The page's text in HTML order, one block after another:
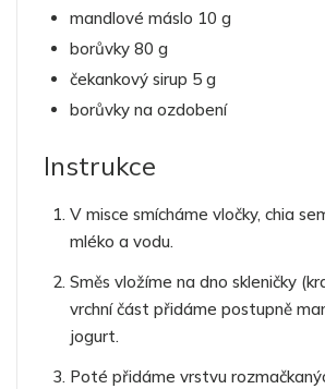
mandlové máslo 10 g
borůvky 80 g
čekankový sirup 5 g
borůvky na ozdobení
Instrukce
V misce smícháme vločky, chia
mléko a vodu.
Směs vložíme na dno skleničky
vrchní část přidáme postupně
jogurt.
Poté přidáme vrstvu